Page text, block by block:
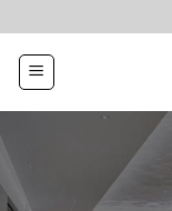
to
content